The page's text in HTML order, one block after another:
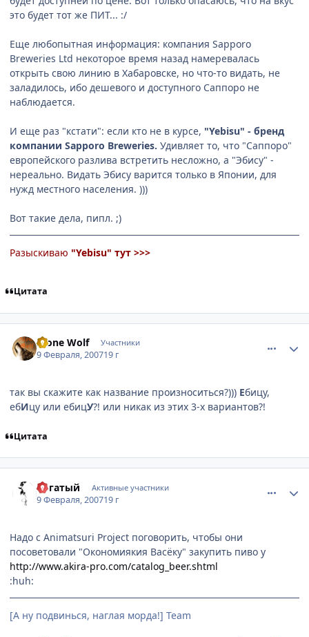
это будет тот же ПИТ... :/
Еще любопытная информация: компания Sapporo
Breweries Ltd некоторое время назад намеревалась
открыть свою линию в Хабаровске, но что-то видать, не
заладилось, ибо дешевого и доступного Саппоро не
наблюдается.
И еще раз "кстати": если кто не в курсе, "Yebisu" - бренд
компании Sapporo Breweries. Удивляет то, что "Саппоро"
европейского разлива встретить несложно, а "Эбису" -
нереально. Видать Эбису варится только в Японии, для
нужд местного населения. )))
Вот такие дела, пипл. ;)
Разыскиваю "Yebisu" тут >>>
Цитата
Alone Wolf Участники
9 Февраля, 200719 г
так вы скажите как название произноситься?))) Ебицу,
ебИцу или ебицУ?! или никак из этих 3-х вариантов?!
Цитата
Рогатый Активные участники
9 Февраля, 200719 г
Надо с Animatsuri Project поговорить, чтобы они
посоветовали "Окономиякия Васёку" закупить пиво у
http://www.akira-pro.com/catalog_beer.shtml
:huh:
[А ну подвинься, наглая морда!] Team